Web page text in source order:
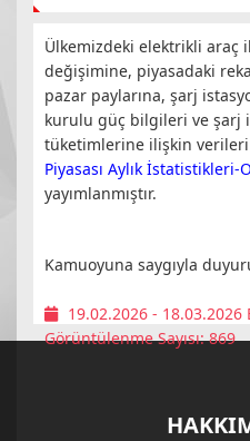
Ülkemizdeki elektrikli araç
değişimine, piyasadaki
pazar paylarına, şarj
kurulu güç bilgileri ve şarj
tüketimlerine ilişkin
Piyasası Aylık İstatistikleri-
yayımlanmıştır.
Kamuoyuna saygıyla
19.02.2026 - 18.03.2026
Görüntülenme Sayısı: 869